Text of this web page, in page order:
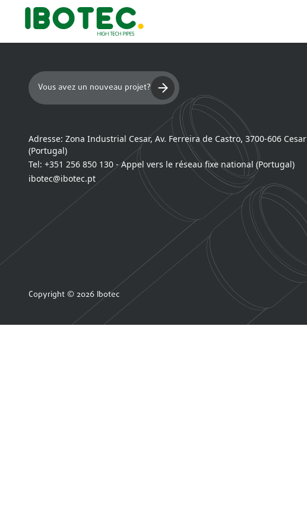
Vous avez un nouveau projet?
Adresse: Zona Industrial Cesar, Av. Ferreira de Castro, 3700-606 Cesar
(Portugal)
Tel: +351 256 850 130 - Appel vers le réseau fixe national (Portugal)
ibotec@ibotec.pt
Copyright © 2026 Ibotec